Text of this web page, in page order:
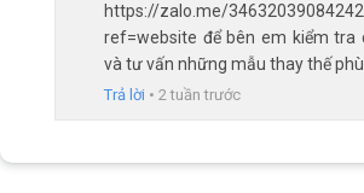
https://zalo.me/
ref=website để bên em kiểm tra
và tư vấn những mẫu thay thế
Trả lời • 2 tuần trước